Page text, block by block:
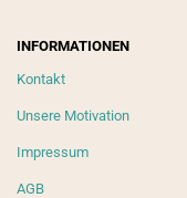
INFORMATIONEN
Kontakt
Unsere Motivation
Impressum
AGB